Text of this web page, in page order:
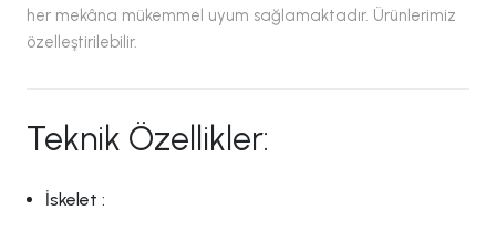
her mekâna mükemmel uyum sağlamaktadır. Ürünlerimiz
özelleştirilebilir.
Teknik Özellikler:
İskelet :